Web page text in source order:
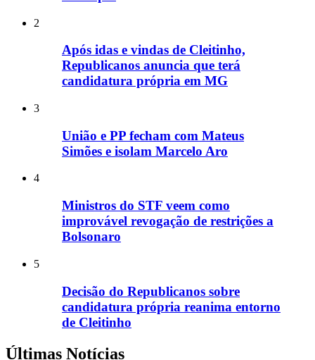
2
Após idas e vindas de Cleitinho,
Republicanos anuncia que terá
candidatura própria em MG
3
União e PP fecham com Mateus
Simões e isolam Marcelo Aro
4
Ministros do STF veem como
improvável revogação de restrições a
Bolsonaro
5
Decisão do Republicanos sobre
candidatura própria reanima entorno
de Cleitinho
Últimas Notícias